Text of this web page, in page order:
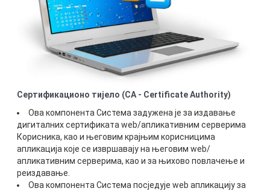
Сертификационо тијело (CA - Certificate Authority)
Ова компонента Система задужена је за издавање
дигиталних сертификата web/апликативним серверима
Корисника, као и његовим крајњим корисницима
апликација које се извршавају на његовим web/
апликативним серверима, као и за њихово повлачење и
реиздавање.
Ова компонента Система посједује web апликацију за